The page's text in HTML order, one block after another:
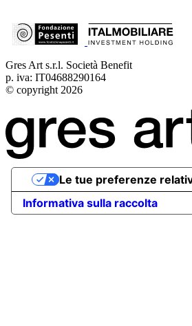
Gres Art s.r.l. Società Benefit
p. iva: IT04688290164
© copyright 2026
Informativa sulla raccolta
Le tue preferenze